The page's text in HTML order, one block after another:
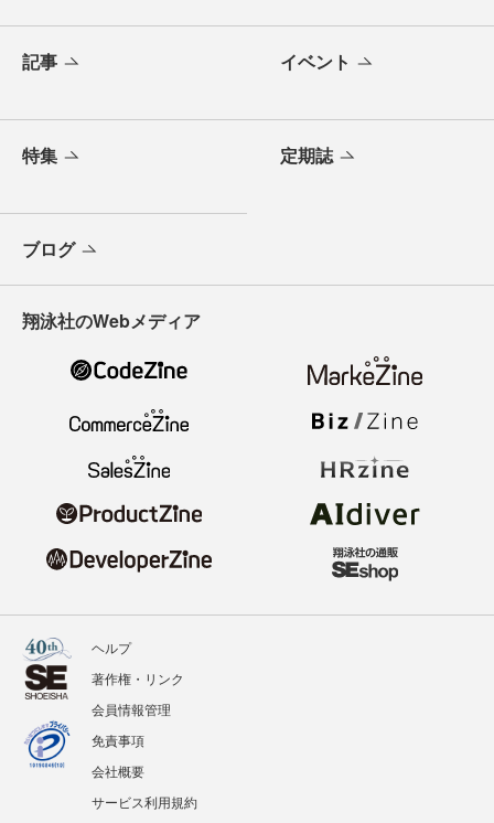
記事 イベント
特集 定期誌
ブログ
翔泳社のWebメディア
ヘルプ
著作権・リンク
会員情報管理
免責事項
会社概要
サービス利用規約